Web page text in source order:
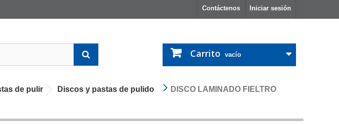
Iniciar sesión
Contáctenos
Carrito vacío
de pulir Discos y pastas de pulido
DISCO LAMINADO FIELTRO